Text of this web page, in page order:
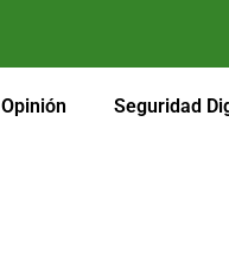
Opinión Seguridad